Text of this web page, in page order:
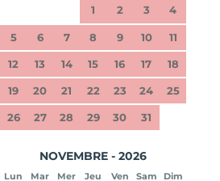
1 2 3 4
5 6 7 8 9 10 11
12 13 14 15 16 17 18
19 20 21 22 23 24 25
26 27 28 29 30 31
NOVEMBRE - 2026
Lun Mar Mer Jeu Ven Sam Dim